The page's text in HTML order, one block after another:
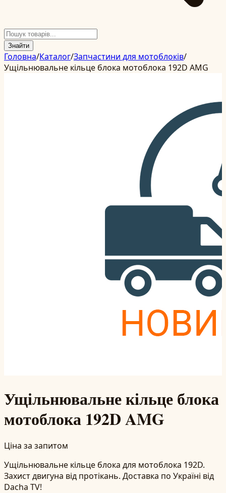
Знайти
Головна/Каталог/Запчастини для мотоблоків/
Ущільнювальне кільце блока мотоблока 192D AMG
Ущільнювальне кільце блока
мотоблока 192D AMG
Ціна за запитом
Ущільнювальне кільце блока для мотоблока 192D.
Захист двигуна від протікань. Доставка по Україні від
Dacha TV!